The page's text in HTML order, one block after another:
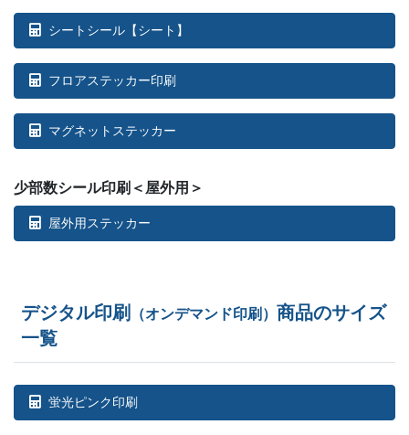
シートシール【シート】
フロアステッカー印刷
マグネットステッカー
少部数シール印刷＜屋外用＞
屋外用ステッカー
デジタル印刷 （オンデマンド印刷） 商品のサイズ
一覧
蛍光ピンク印刷